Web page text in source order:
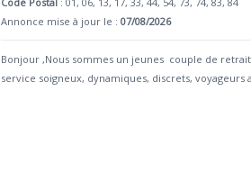
Annonce mise à jour le :07/08/2026
Bonjour ,Nous sommes un jeunes couple de
service soigneux, dynamiques, discrets, voyageurs